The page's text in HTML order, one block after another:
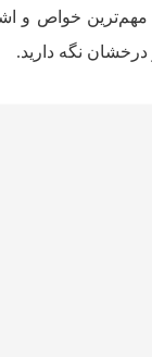
خواص و
نگه دارید.